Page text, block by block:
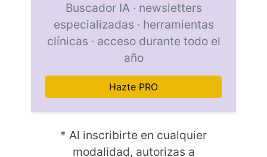
Buscador IA · newsletters
especializadas · herramientas
clínicas · acceso durante todo el
año
Hazte PRO
* Al inscribirte en cualquier
modalidad, autorizas a